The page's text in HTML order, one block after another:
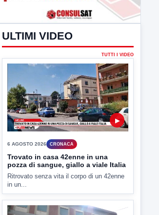
ULTIMI VIDEO
TUTTI I VIDEO
▶
6 AGOSTO 2026 CRONACA
Trovato in casa 42enne in una
pozza di sangue, giallo a viale Italia
Ritrovato senza vita il corpo di un 42enne
in un...